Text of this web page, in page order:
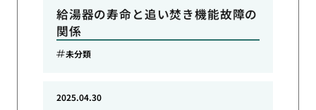
給湯器の寿命と追い焚き機能故障の
関係
未分類
2025.04.30